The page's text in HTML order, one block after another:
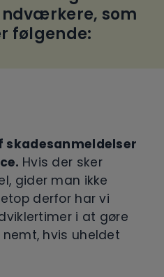
som
følgende:
skadesanmeldelser
Hvis der sker
gider man ikke
derfor har vi
i at gøre
hvis uheldet